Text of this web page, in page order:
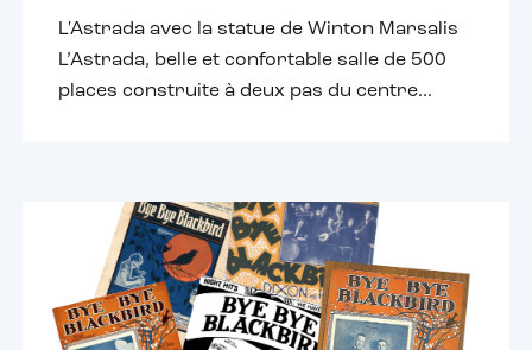
L'Astrada avec la statue de Winton Marsalis
L’Astrada, belle et confortable salle de 500
places construite à deux pas du centre...